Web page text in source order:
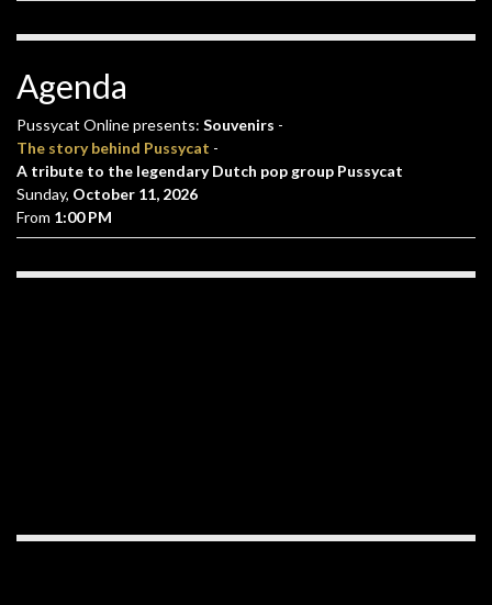
Agenda
Pussycat Online presents: Souvenirs -
The story behind Pussycat -
A tribute to the legendary Dutch pop group Pussycat
Sunday, October 11, 2026
From 1:00 PM